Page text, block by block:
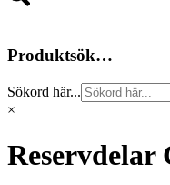
Produktsök…
Sökord här...
×
Reservdelar